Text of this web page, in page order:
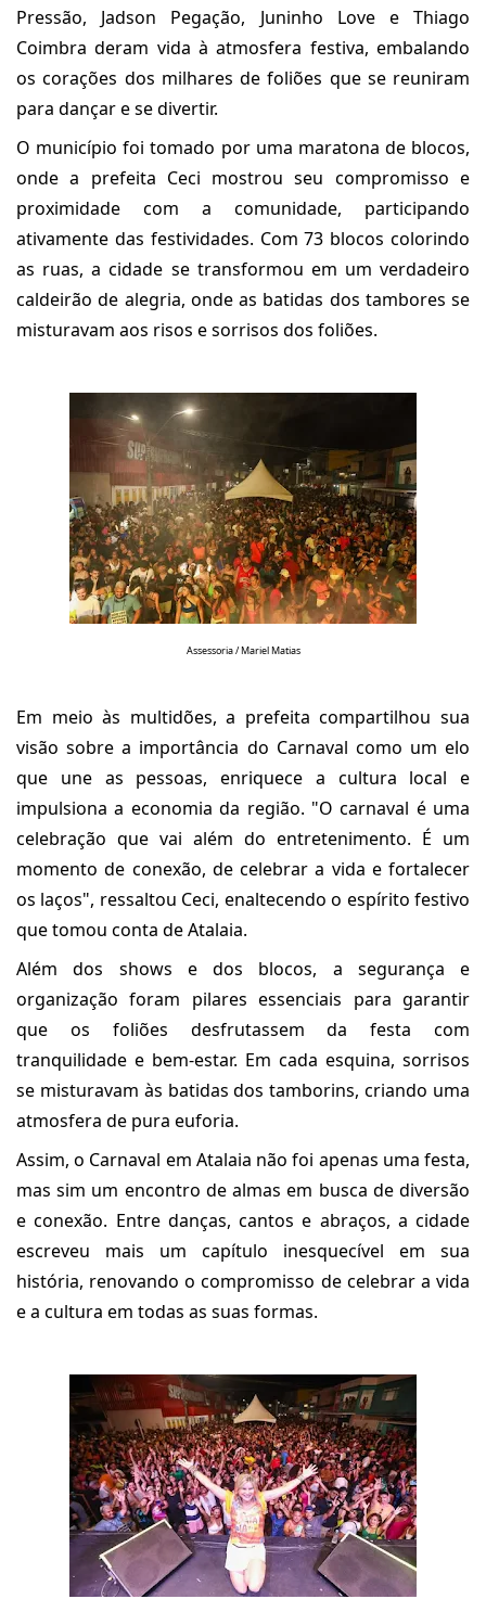
Pressão, Jadson Pegação, Juninho Love e Thiago
Coimbra deram vida à atmosfera festiva, embalando
os corações dos milhares de foliões que se reuniram
para dançar e se divertir.
O município foi tomado por uma maratona de blocos,
onde a prefeita Ceci mostrou seu compromisso e
proximidade com a comunidade, participando
ativamente das festividades. Com 73 blocos colorindo
as ruas, a cidade se transformou em um verdadeiro
caldeirão de alegria, onde as batidas dos tambores se
misturavam aos risos e sorrisos dos foliões.
Assessoria / Mariel Matias
Em meio às multidões, a prefeita compartilhou sua
visão sobre a importância do Carnaval como um elo
que une as pessoas, enriquece a cultura local e
impulsiona a economia da região. "O carnaval é uma
celebração que vai além do entretenimento. É um
momento de conexão, de celebrar a vida e fortalecer
os laços", ressaltou Ceci, enaltecendo o espírito festivo
que tomou conta de Atalaia.
Além dos shows e dos blocos, a segurança e
organização foram pilares essenciais para garantir
que os foliões desfrutassem da festa com
tranquilidade e bem-estar. Em cada esquina, sorrisos
se misturavam às batidas dos tamborins, criando uma
atmosfera de pura euforia.
Assim, o Carnaval em Atalaia não foi apenas uma festa,
mas sim um encontro de almas em busca de diversão
e conexão. Entre danças, cantos e abraços, a cidade
escreveu mais um capítulo inesquecível em sua
história, renovando o compromisso de celebrar a vida
e a cultura em todas as suas formas.